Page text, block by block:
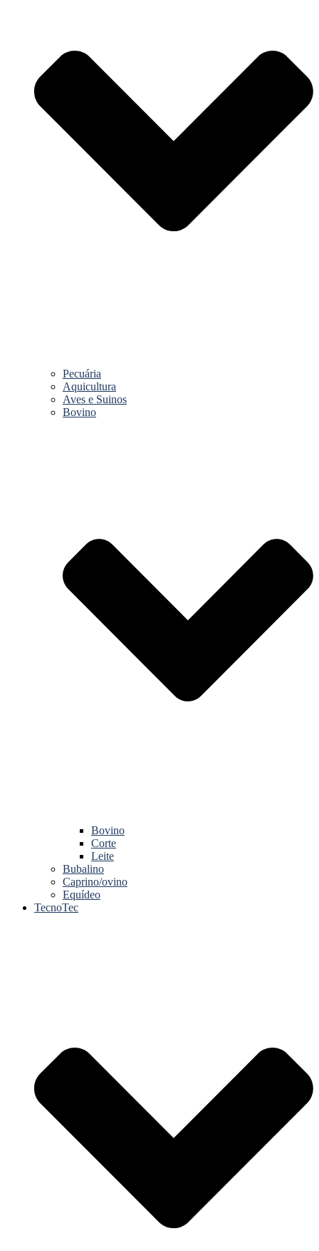
Pecuária
Aquicultura
Aves e Suinos
Bovino
Bovino
Corte
Leite
Bubalino
Caprino/ovino
Equídeo
TecnoTec